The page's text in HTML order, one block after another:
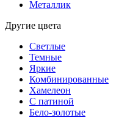
Металлик
Другие цвета
Светлые
Темные
Яркие
Комбинированные
Хамелеон
С патиной
Бело-золотые